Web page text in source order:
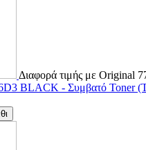
Διαφορά τιμής με Original
BLACK - Συμβατό Toner